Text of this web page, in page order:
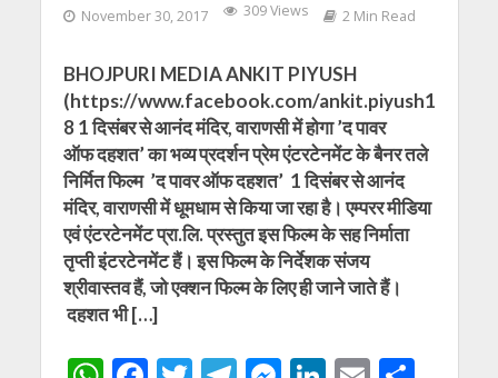
November 30, 2017 309 Views 2 Min Read
BHOJPURI MEDIA ANKIT PIYUSH
(https://www.facebook.com/ankit.piyush1
8 1 दिसंबर से आनंद मंदिर, वाराणसी में होगा ’द पावर
ऑफ दहशत’ का भव्य प्रदर्शन प्रेम एंटरटेनमेंट के बैनर तले
निर्मित फिल्म ’द पावर ऑफ दहशत’ 1 दिसंबर से आनंद
मंदिर, वाराणसी में धूमधाम से किया जा रहा है। एम्परर मीडिया
एवं एंटरटेनमेंट प्रा.लि. प्रस्तुत इस फिल्म के सह निर्माता
तृप्ती इंटरटेनमेंट हैं। इस फिल्म के निर्देशक संजय
श्रीवास्तव हैं, जो एक्शन फिल्म के लिए ही जाने जाते हैं।
दहशत भी […]